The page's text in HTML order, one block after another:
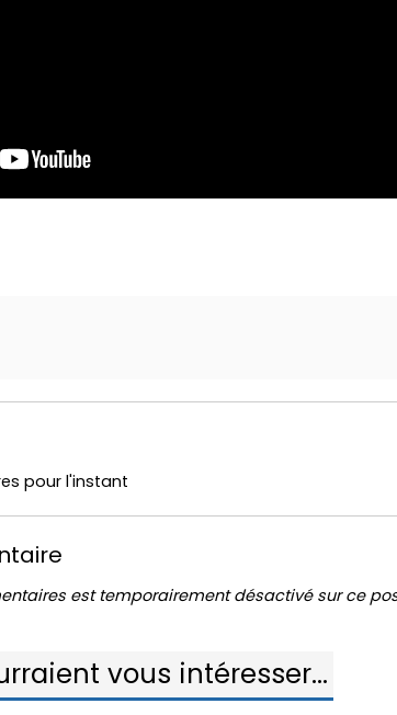
pour l'instant
est temporairement désactivé sur ce
vous intéresser...